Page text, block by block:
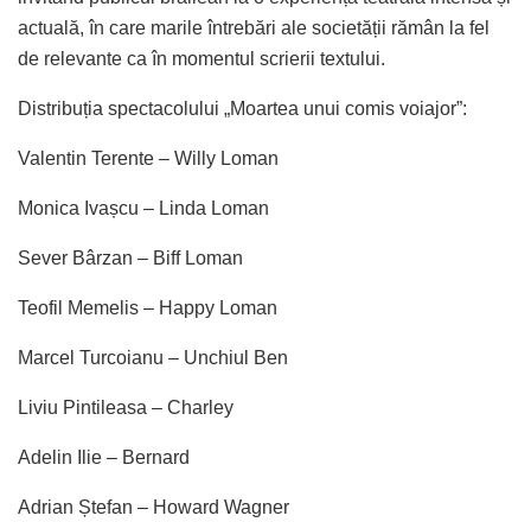
actuală, în care marile întrebări ale societății rămân la fel
de relevante ca în momentul scrierii textului.
Distribuția spectacolului „Moartea unui comis voiajor”:
Valentin Terente – Willy Loman
Monica Ivașcu – Linda Loman
Sever Bârzan – Biff Loman
Teofil Memelis – Happy Loman
Marcel Turcoianu – Unchiul Ben
Liviu Pintileasa – Charley
Adelin Ilie – Bernard
Adrian Ștefan – Howard Wagner